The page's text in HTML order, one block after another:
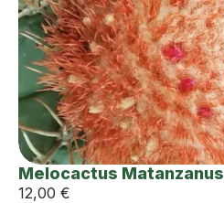
Melocactus Matanzanus
12,00 €